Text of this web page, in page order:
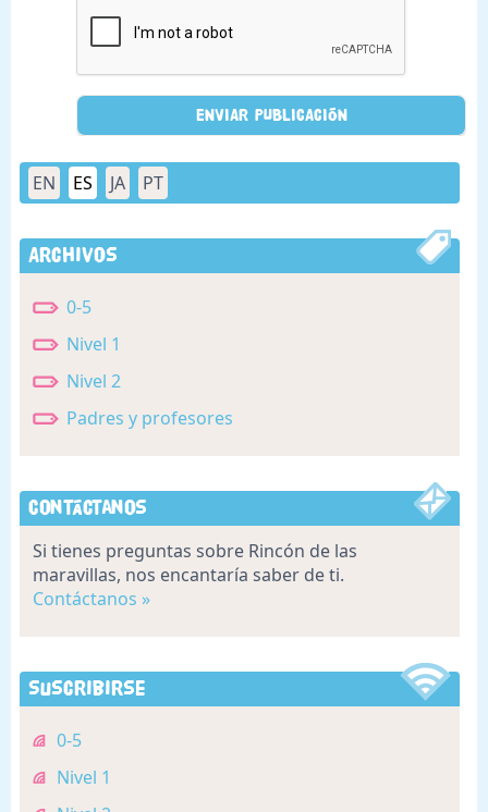
EN ES JA PT
Archivos
0-5
Nivel 1
Nivel 2
Padres y profesores
Contáctanos
Si tienes preguntas sobre Rincón de las
maravillas, nos encantaría saber de ti.
Contáctanos »
Suscribirse
0-5
Nivel 1